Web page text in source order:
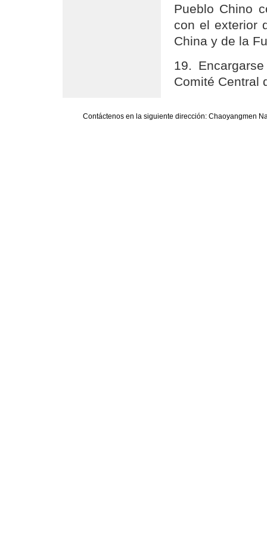
Pueblo Chino
con el exterior
China y de la
19.
Comité Central
Contáctenos en la siguiente dirección: Chaoyangmen